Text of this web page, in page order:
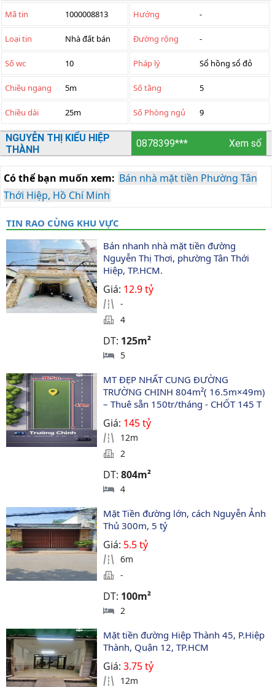
Mã tin 1000008813 Hướng -
Loại tin Nhà đất bán Đường rộng -
Số wc 10 Pháp lý Sổ hồng sổ đỏ
Chiều ngang 5m Số tầng 5
Chiều dài 25m Số Phòng ngủ 9
NGUYỄN THỊ KIỂU HIỆP
THÀNH
0878399*** Xem số
Có thể bạn muốn xem: Bán nhà mặt tiền Phường Tân
Thới Hiệp, Hồ Chí Minh
TIN RAO CÙNG KHU VỰC
Bán nhanh nhà mặt tiền đường
Nguyễn Thị Thơi, phường Tân Thới
Hiệp, TP.HCM.
Giá: 12.9 tỷ
-
4
DT: 125m²
5
MT ĐẸP NHẤT CUNG ĐƯỜNG
TRƯỜNG CHINH 804m²( 16.5m×49m)
– Thuê sẵn 150tr/tháng - CHỐT 145 T
Giá: 145 tỷ
12m
2
DT:804m²
4
Mặt Tiền đường lớn, cách Nguyễn Ảnh
Thủ 300m, 5 tỷ
Giá: 5.5 tỷ
6m
-
DT: 100m²
2
Mặt tiền đường Hiệp Thành 45, P.Hiệp
Thành, Quận 12, TP.HCM
Giá:3.75 tỷ
12m